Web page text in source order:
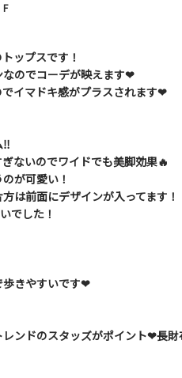
F
ップスです！
のでコーデが映えます❤︎
でイマドキ感がプラスされます❤︎
‼︎
ないのでワイドでも美脚効果🔥
が可愛い！
は前面にデザインが入ってます！
でした！
歩きやすいです❤︎
ンドのスタッズがポイント❤︎長